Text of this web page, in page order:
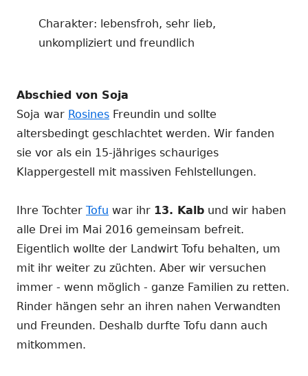
Charakter: lebensfroh, sehr lieb,
unkompliziert und freundlich
Abschied von Soja
Soja war Rosines Freundin und sollte
altersbedingt geschlachtet werden. Wir fanden
sie vor als ein 15-jähriges schauriges
Klappergestell mit massiven Fehlstellungen.
Ihre Tochter Tofu war ihr 13. Kalb und wir haben
alle Drei im Mai 2016 gemeinsam befreit.
Eigentlich wollte der Landwirt Tofu behalten, um
mit ihr weiter zu züchten. Aber wir versuchen
immer - wenn möglich - ganze Familien zu retten.
Rinder hängen sehr an ihren nahen Verwandten
und Freunden. Deshalb durfte Tofu dann auch
mitkommen.